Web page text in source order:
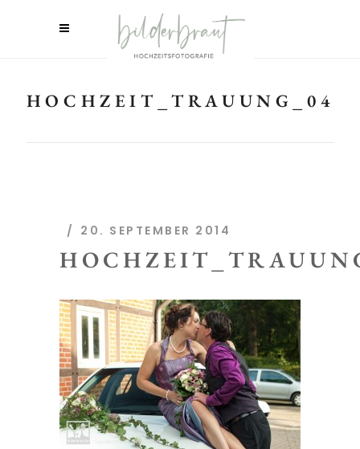
HOCHZEIT_TRAUUNG_04
20. SEPTEMBER 2014